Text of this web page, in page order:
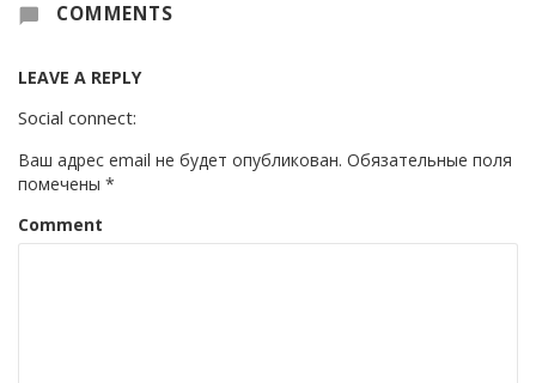
COMMENTS
LEAVE A REPLY
Social connect:
Ваш адрес email не будет опубликован. Обязательные поля
помечены *
Comment